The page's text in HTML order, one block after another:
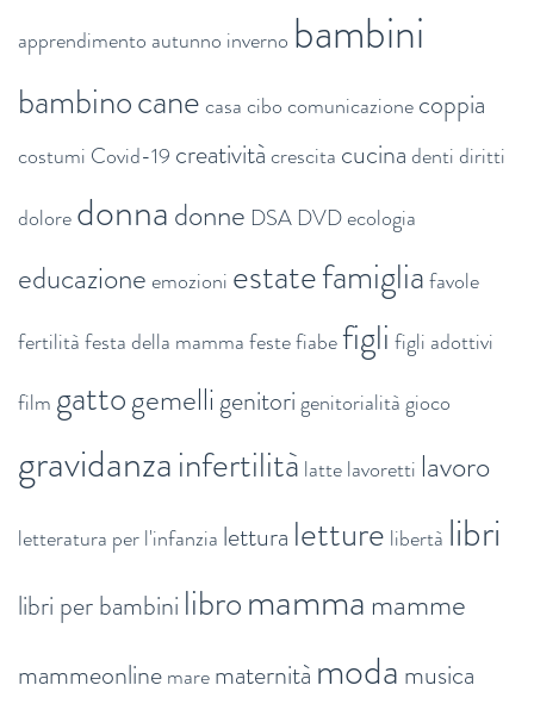
apprendimento autunno inverno bambini
bambinocanecasacibocomunicazionecoppia
costumi Covid-19 creativitàcrescita cucinadentidiritti
doloredonnadonne DSA DVDecologia
educazioneemozioni estatefamigliafavole
fertilitàfesta della mammafestefiabefigli figli adottivi
film gattogemelligenitorigenitorialitàgioco
gravidanzainfertilità lattelavoretti lavoro
letteratura per l'infanzia lettura letture libertà libri
libri per bambini libromamma mamme
mammeonlinemarematernità moda musica